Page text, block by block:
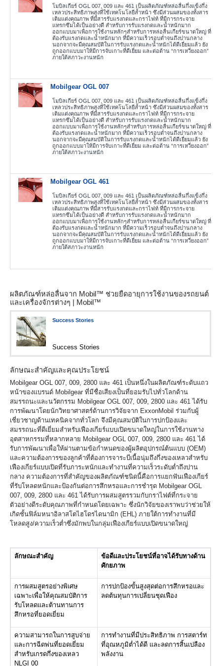
โมบิลเกียร์ OGL 007, 009 และ 461 เป็นผลิตภัณฑ์หล่อลื่นกึ่งแข็งกึ่ง
เหลวประสิทธิภาพสูงที่ใช้เทคโนโลยีล้ำหน้า ซึงมีส่วนผสมของทั้งสาร
เติมแต่งคุณภาพ ที่มีสารรับแรงกดและกราไฟท์ ที่มีการกระจาย
แทรกซึมได้เป็นอย่างดี สำหรับการรับแรงกดและน้ำหนักมาก
ออกแบบมาเพื่อการใช้งานหลักๆสำหรับการหล่อลื่นเกียร์ขนาดใหญ่ ที่
ต้องรับแรงกดและน้ำหนักมาก ที่มีความเร็วรอบต่ำจนถึงปานกลาง
นอกจากจะมีคุณสมบัติในการรับแรงกดและน้ำหนักได้ดีเยี่ยมแล้ว ยัง
ถูกออกแบบมาให้มีการจับเกาะที่ดีเยี่ยม และต่อต้าน “การเหวี่ยงออก”
ภายใต้สภาวะงานหนัก
Mobilgear OGL 007
โมบิลเกียร์ OGL 007, 009 และ 461 เป็นผลิตภัณฑ์หล่อลื่นกึ่งแข็งกึ่ง
เหลวประสิทธิภาพสูงที่ใช้เทคโนโลยีล้ำหน้า ซึงมีส่วนผสมของทั้งสาร
เติมแต่งคุณภาพ ที่มีสารรับแรงกดและกราไฟท์ ที่มีการกระจาย
แทรกซึมได้เป็นอย่างดี สำหรับการรับแรงกดและน้ำหนักมาก
ออกแบบมาเพื่อการใช้งานหลักๆสำหรับการหล่อลื่นเกียร์ขนาดใหญ่ ที่
ต้องรับแรงกดและน้ำหนักมาก ที่มีความเร็วรอบต่ำจนถึงปานกลาง
นอกจากจะมีคุณสมบัติในการรับแรงกดและน้ำหนักได้ดีเยี่ยมแล้ว ยัง
ถูกออกแบบมาให้มีการจับเกาะที่ดีเยี่ยม และต่อต้าน “การเหวี่ยงออก”
ภายใต้สภาวะงานหนัก
Mobilgear OGL 461
โมบิลเกียร์ OGL 007, 009 และ 461 เป็นผลิตภัณฑ์หล่อลื่นกึ่งแข็งกึ่ง
เหลวประสิทธิภาพสูงที่ใช้เทคโนโลยีล้ำหน้า ซึงมีส่วนผสมของทั้งสาร
เติมแต่งคุณภาพ ที่มีสารรับแรงกดและกราไฟท์ ที่มีการกระจาย
แทรกซึมได้เป็นอย่างดี สำหรับการรับแรงกดและน้ำหนักมาก
ออกแบบมาเพื่อการใช้งานหลักๆสำหรับการหล่อลื่นเกียร์ขนาดใหญ่ ที่
ต้องรับแรงกดและน้ำหนักมาก ที่มีความเร็วรอบต่ำจนถึงปานกลาง
นอกจากจะมีคุณสมบัติในการรับแรงกดและน้ำหนักได้ดีเยี่ยมแล้ว ยัง
ถูกออกแบบมาให้มีการจับเกาะที่ดีเยี่ยม และต่อต้าน “การเหวี่ยงออก”
ภายใต้สภาวะงานหนัก
ผลิตภัณฑ์หล่อลื่นจาก Mobil™ ช่วยยืดอายุการใช้งานของรถยนต์
และเครื่องจักรต่างๆ | Mobil™
Success Stories
Success Stories
ลักษณะสำคัญและคุณประโยชน์
Mobilgear OGL 007, 009, 2800 และ 461 เป็นหนึ่งในผลิตภัณฑ์ระดับแถว
หน้าของแบรนด์ Mobilgear ที่มีชื่อเสียงเป็นที่ยอมรับไปทั่วโลกด้าน
สมรรถนะและนวัตกรรม Mobilgear OGL 007, 009, 2800 และ 461 ได้รับ
การพัฒนาโดยนักวิทยาศาสตร์ด้านการวิจัยจาก ExxonMobil ร่วมกับผู้
เชี่ยวชาญด้านเทคนิคจากทั่วโลก จึงมีคุณสมบัติในการปกป้องและ
สมรรถนะที่ดีเยี่ยมสำหรับเฟืองเกียร์แบบเปิดขนาดใหญ่ในการใช้งานทาง
อุตสาหกรรมที่หลากหลาย Mobilgear OGL 007, 009, 2800 และ 461 ได้
รับการพัฒนาเพื่อให้ผ่านตามข้อกำหนดของผู้ผลิตอุปกรณ์ต้นแบบ (OEM)
และความต้องการของลูกค้าที่ต้องการจาระบีเนื้อนุ่มถึงกึ่งของเหลวสำหรับ
เฟืองเกียร์แบบเปิดที่รับภาระหนักและทำงานที่ความเร็วระดับต่ำถึงปาน
กลาง ความต้องการที่สำคัญของผลิตภัณฑ์ชนิดนี้คือการแยกฟันเฟืองเกียร์
ที่รับโหลดหนักและป้องกันต่อการสึกหรอและการชำรุด Mobilgear OGL
007, 009, 2800 และ 461 ได้รับการผสมสูตรรวมกับกราไฟต์ที่กระจาย
ตัวอย่างดีระดับคุณภาพที่กำหนดโดยเฉพาะ ซึ่งนักวิจัยของเราพบว่าช่วยให้
เกิดชั้นฟิล์มหนาอิลาสโตไฮโดรไดนามิก (EHL) ภายใต้การทำงานที่มี
โหลดสูง/ความเร็วต่ำซึ่งมักพบในกลุ่มเฟืองเกียร์แบบเปิดขนาดใหญ่
ลักษณะสำคัญ
ข้อดีและประโยชน์ที่อาจได้รับทางด้าน
ศักยภาพ
การผสมสูตรอย่างพิเศษ
เฉพาะเพื่อให้คุณสมบัติการ
รับโหลดและต้านทานการ
สึกหรอที่ยอดเยี่ยม
การปกป้องขั้นสูงสุดต่อการสึกหรอและ
ลดต้นทุนการเปลี่ยนชุดเฟือง
ความสามารถในการสูบจ่าย
และการฉีดพ่นที่ยอดเยี่ยม
สำหรับเกรดกึ่งของเหลว
NLGI 00
การทำงานที่มีประสิทธิภาพ การสตาร์ท
ที่อุณหภูมิต่ำได้ดี และลดการสิ้นเปลือง
พลังงาน